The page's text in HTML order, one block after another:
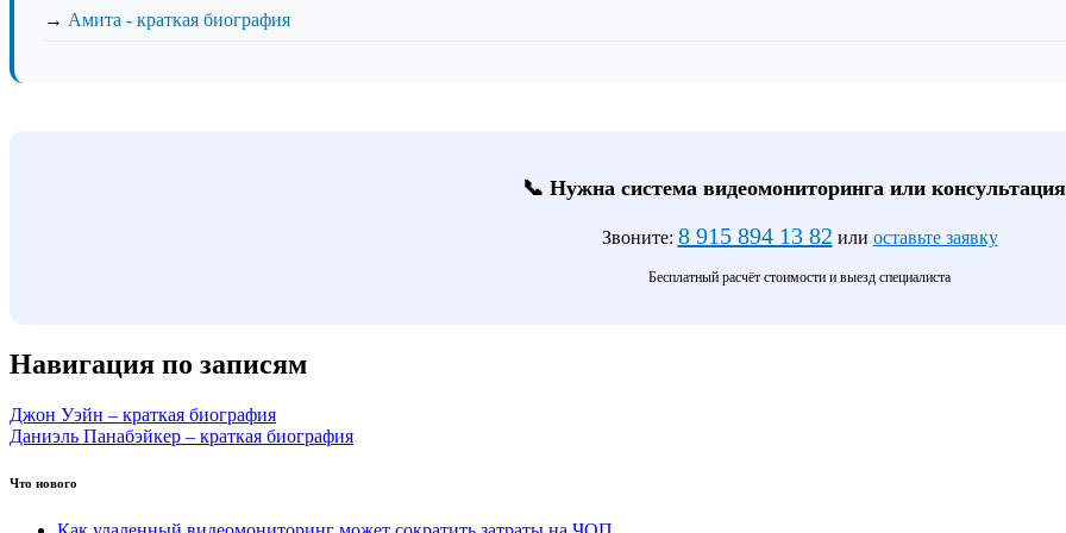
→ Амита - краткая биография
📞 Нужна система видеомониторинга или
Звоните: 8 915 894 13 82 или оставьте заявку
Бесплатный расчёт стоимости и выезд специалиста
Навигация по записям
Джон Уэйн – краткая биография
Даниэль Панабэйкер – краткая биография
Что нового